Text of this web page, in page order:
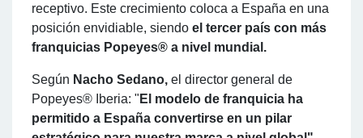
receptivo. Este crecimiento coloca a España en una
posición envidiable, siendo el tercer país con más
franquicias Popeyes® a nivel mundial.
Según Nacho Sedano, el director general de
Popeyes® Iberia: " El modelo de franquicia ha
permitido a España convertirse en un pilar